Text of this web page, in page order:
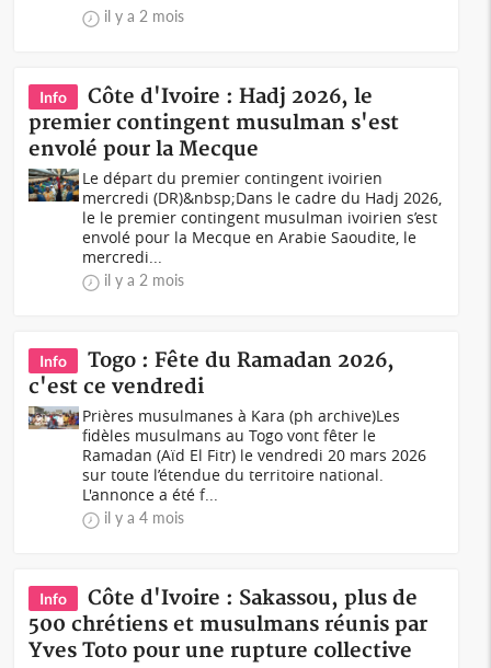
il y a 2 mois
Info
Côte d'Ivoire : Hadj 2026, le
premier contingent musulman s'est
envolé pour la Mecque
Le départ du premier contingent ivoirien
mercredi (DR)&nbsp;Dans le cadre du Hadj 2026,
le le premier contingent musulman ivoirien s’est
envolé pour la Mecque en Arabie Saoudite, le
mercredi...
il y a 2 mois
Info
Togo : Fête du Ramadan 2026,
c'est ce vendredi
Prières musulmanes à Kara (ph archive)Les
fidèles musulmans au Togo vont fêter le
Ramadan (Aïd El Fitr) le vendredi 20 mars 2026
sur toute l’étendue du territoire national.
L'annonce a été f...
il y a 4 mois
Info
Côte d'Ivoire : Sakassou, plus de
500 chrétiens et musulmans réunis par
Yves Toto pour une rupture collective